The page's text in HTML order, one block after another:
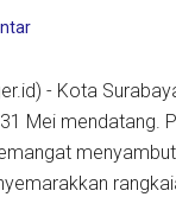
- Kota
Mei mendatang.